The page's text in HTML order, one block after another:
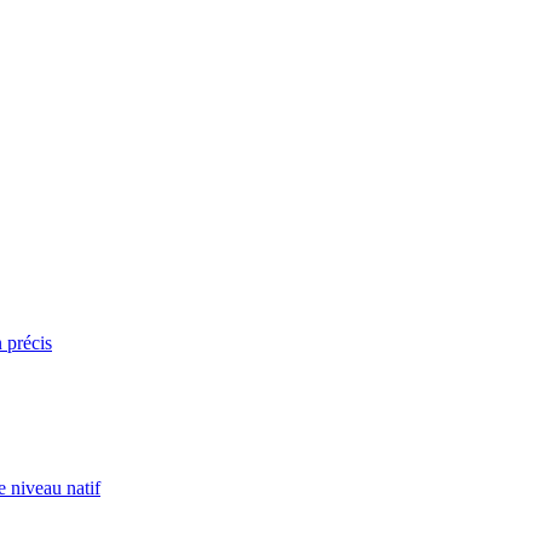
précis
niveau natif